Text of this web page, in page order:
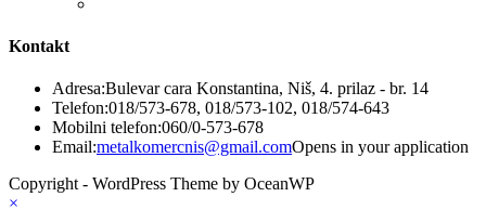
Kontakt
Adresa:Bulevar cara Konstantina, Niš, 4. prilaz - br. 14
Telefon:018/573-678, 018/573-102, 018/574-643
Mobilni telefon:060/0-573-678
Email:metalkomercnis@gmail.comOpens in your application
Copyright - WordPress Theme by OceanWP
×